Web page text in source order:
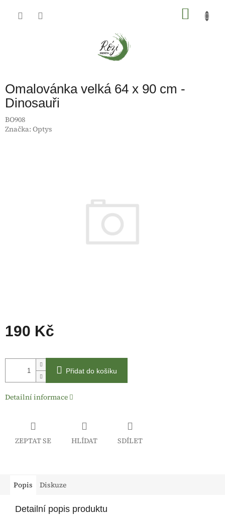
Omalovánka velká 64 x 90 cm -
Dinosauři
BO908
Značka: Optys
190 Kč
cena:
Přidat do košíku
Detailní informace
ZEPTAT SE HLÍDAT SDÍLET
Popis Diskuze
Detailní popis produktu